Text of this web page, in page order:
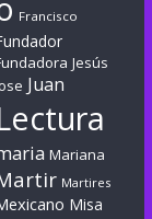
Francisco
Jesús
Juan
Mariana
Martires
Misa